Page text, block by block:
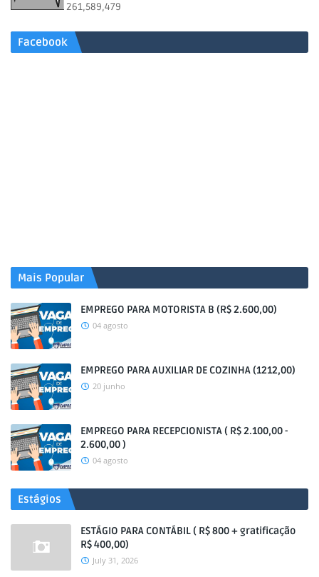
261,589,479
Facebook
Mais Popular
EMPREGO PARA MOTORISTA B (R$ 2.600,00)
04 agosto
EMPREGO PARA AUXILIAR DE COZINHA (1212,00)
20 junho
EMPREGO PARA RECEPCIONISTA ( R$ 2.100,00 -
2.600,00 )
04 agosto
Estágios
ESTÁGIO PARA CONTÁBIL ( R$ 800 + gratificação
R$ 400,00)
July 31, 2026